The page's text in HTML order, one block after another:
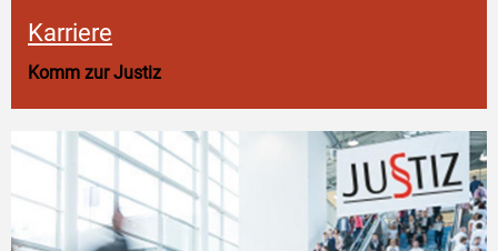
Karriere
Komm zur Justiz